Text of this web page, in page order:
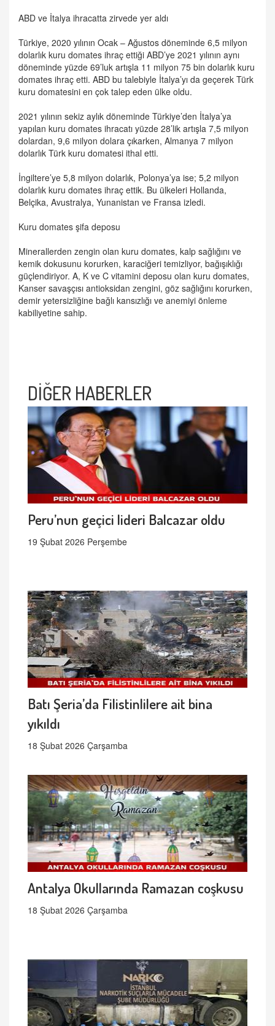
ABD ve İtalya ihracatta zirvede yer aldı
Türkiye, 2020 yılının Ocak – Ağustos döneminde 6,5 milyon
dolarlık kuru domates ihraç ettiği ABD’ye 2021 yılının aynı
döneminde yüzde 69’luk artışla 11 milyon 75 bin dolarlık kuru
domates ihraç etti. ABD bu talebiyle İtalya’yı da geçerek Türk
kuru domatesini en çok talep eden ülke oldu.
2021 yılının sekiz aylık döneminde Türkiye’den İtalya’ya
yapılan kuru domates ihracatı yüzde 28’lik artışla 7,5 milyon
dolardan, 9,6 milyon dolara çıkarken, Almanya 7 milyon
dolarlık Türk kuru domatesi ithal etti.
İngiltere’ye 5,8 milyon dolarlık, Polonya’ya ise; 5,2 milyon
dolarlık kuru domates ihraç ettik. Bu ülkeleri Hollanda,
Belçika, Avustralya, Yunanistan ve Fransa izledi.
Kuru domates şifa deposu
Minerallerden zengin olan kuru domates, kalp sağlığını ve
kemik dokusunu korurken, karaciğeri temizliyor, bağışıklığı
güçlendiriyor. A, K ve C vitamini deposu olan kuru domates,
Kanser savaşçısı antioksidan zengini, göz sağlığını korurken,
demir yetersizliğine bağlı kansızlığı ve anemiyi önleme
kabiliyetine sahip.
DİĞER HABERLER
Peru’nun geçici lideri Balcazar oldu
19 Şubat 2026 Perşembe
Batı Şeria’da Filistinlilere ait bina
yıkıldı
18 Şubat 2026 Çarşamba
Antalya Okullarında Ramazan coşkusu
18 Şubat 2026 Çarşamba